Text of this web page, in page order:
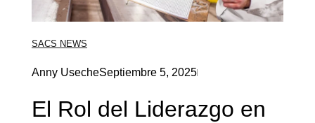
SACS NEWS
Anny UsecheSeptiembre 5, 2025
El Rol del Liderazgo en